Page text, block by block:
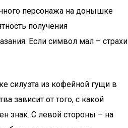
персонажа на донышке
получения
Если символ мал – страхи
силуэта из кофейной гущи в
зависит от того, с какой
знак. С левой стороны – на